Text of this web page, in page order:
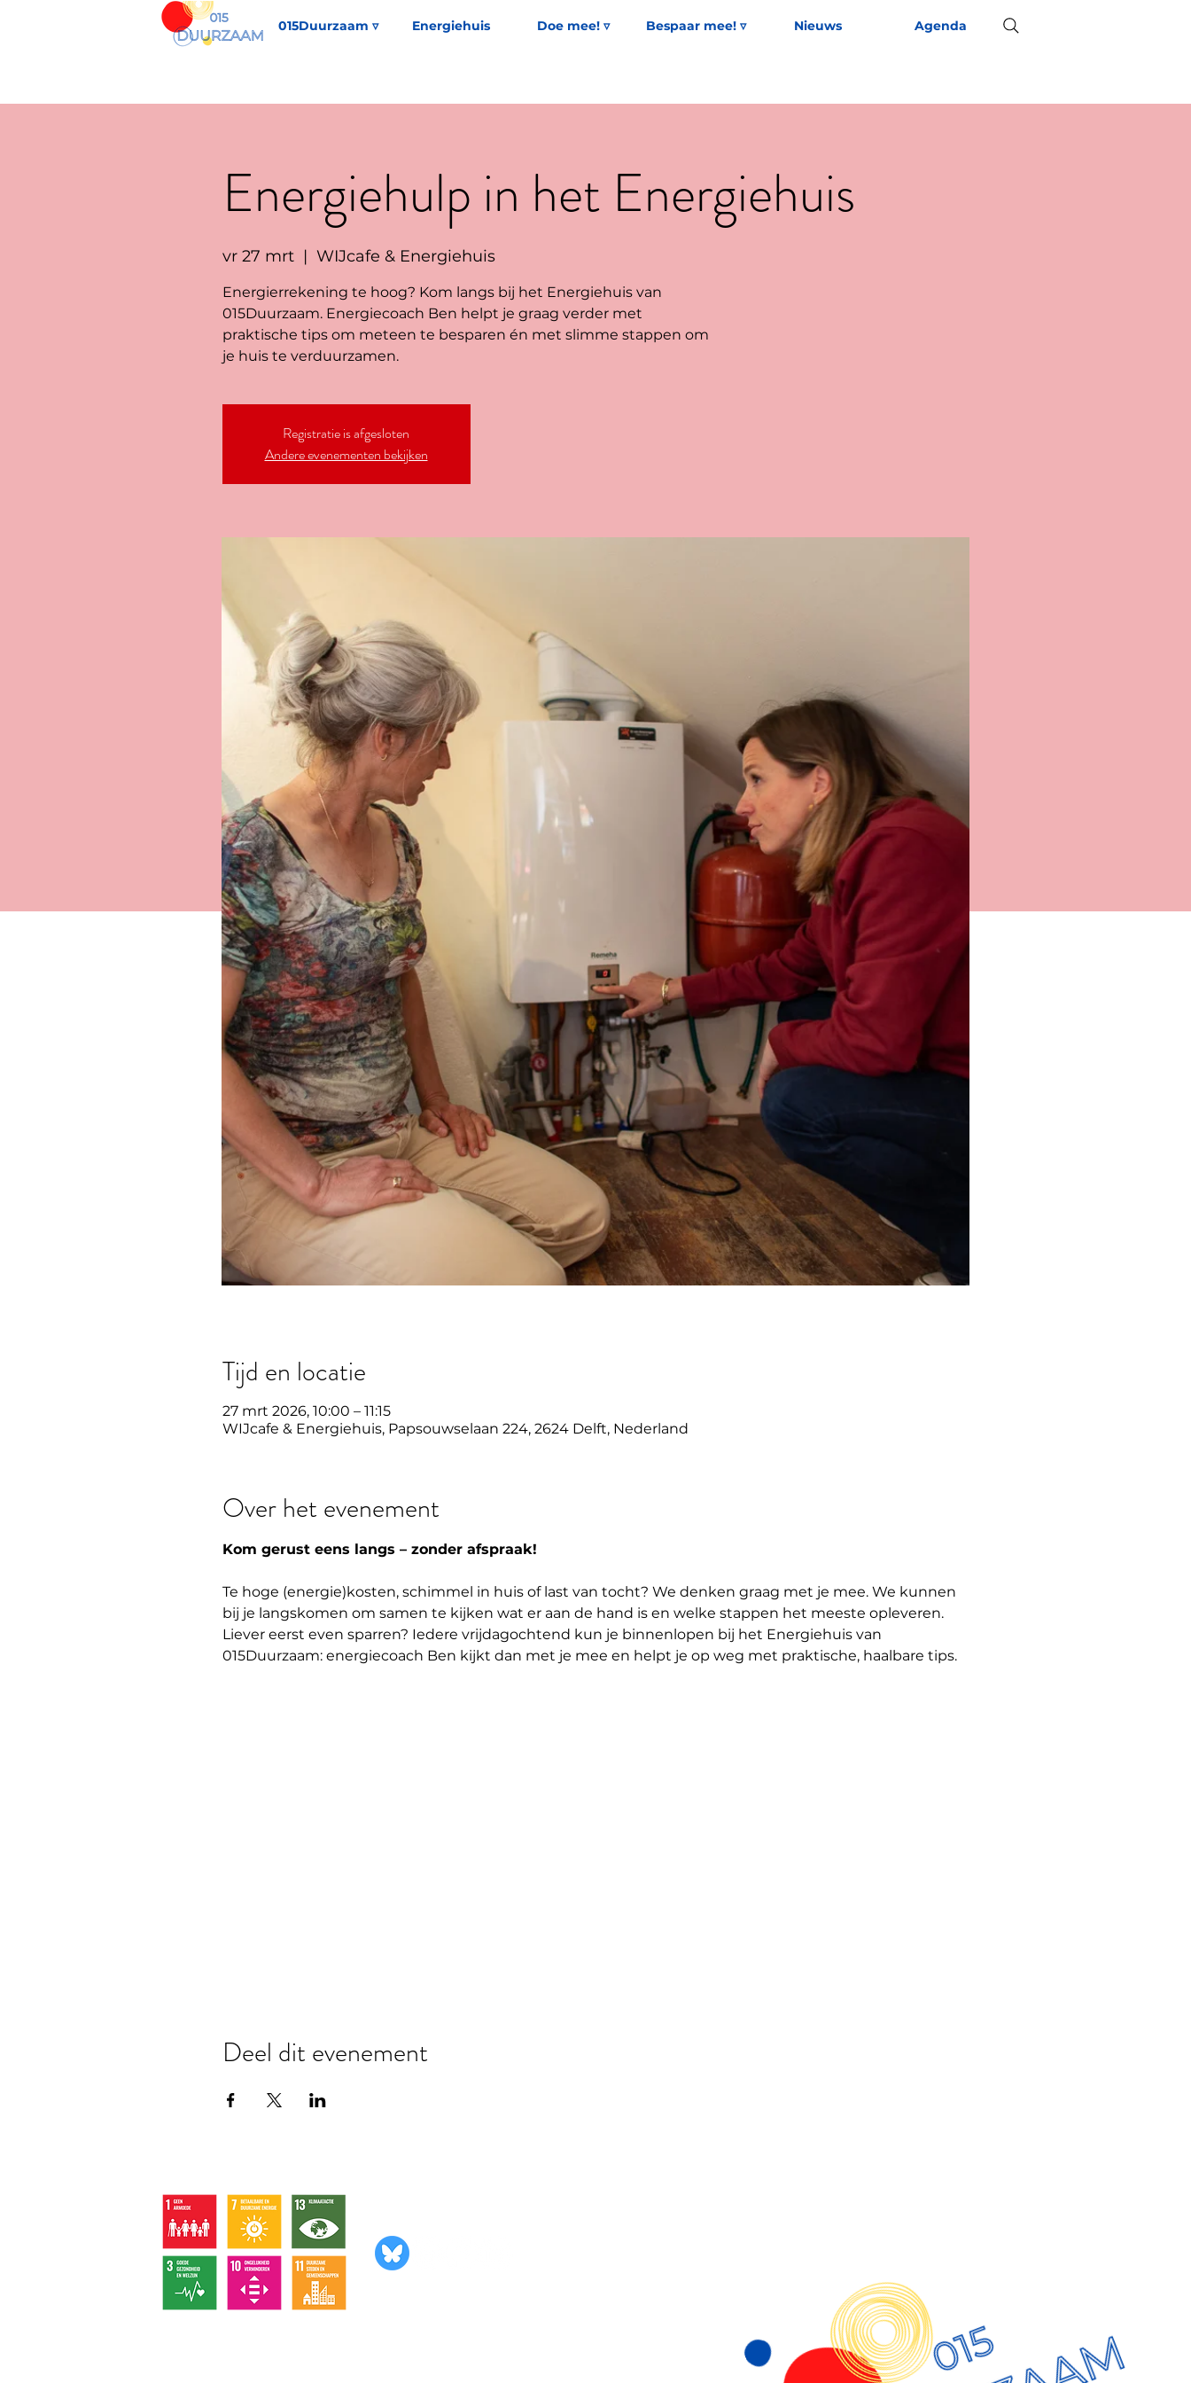
015Duurzaam ▿ Energiehuis Doe mee! ▿ Bespaar mee! ▿ Nieuws Agenda
Energiehulp in het Energiehuis
vr 27 mrt
  |
WIJcafe & Energiehuis
Energierrekening te hoog? Kom langs bij het Energiehuis van
015Duurzaam. Energiecoach Ben helpt je graag verder met
praktische tips om meteen te besparen én met slimme stappen om
je huis te verduurzamen.
Registratie is afgesloten
Andere evenementen bekijken
Tijd en locatie
27 mrt 2026, 10:00 – 11:15
WIJcafe & Energiehuis, Papsouwselaan 224, 2624 Delft, Nederland
Over het evenement
Kom gerust eens langs – zonder afspraak!
Te hoge (energie)kosten, schimmel in huis of last van tocht? We denken graag met je mee. We kunnen
bij je langskomen om samen te kijken wat er aan de hand is en welke stappen het meeste opleveren.
Liever eerst even sparren? Iedere vrijdagochtend kun je binnenlopen bij het Energiehuis van
015Duurzaam: energiecoach Ben kijkt dan met je mee en helpt je op weg met praktische, haalbare tips.
Deel dit evenement